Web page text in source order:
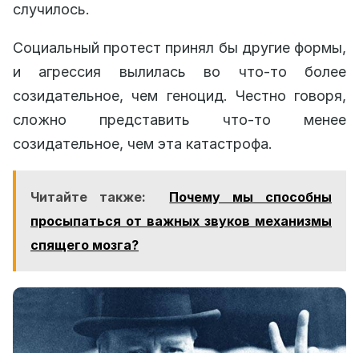
случилось.
Социальный протест принял бы другие формы,
и агрессия вылилась во что-то более
созидательное, чем геноцид. Честно говоря,
сложно представить что-то менее
созидательное, чем эта катастрофа.
Читайте также:
Почему мы способны
просыпаться от важных звуков механизмы
спящего мозга?